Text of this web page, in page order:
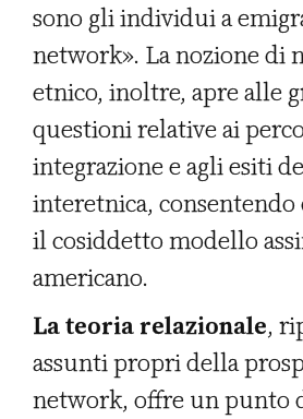
sono gli individui a
network». La nozione di
etnico, inoltre, apre alle
questioni relative ai
integrazione e agli esiti
interetnica,
il cosiddetto modello
americano.
La teoria relazionale,
assunti propri della
network, offre un punto